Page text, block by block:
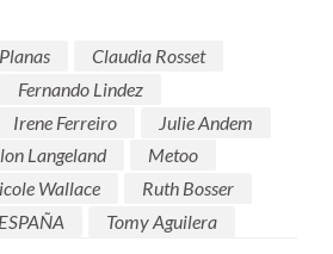
Claudia Rosset
Fernando Lindez
Irene Ferreiro
Julie Andem
Langeland
Metoo
Wallace
Ruth Bosser
Tomy Aguilera